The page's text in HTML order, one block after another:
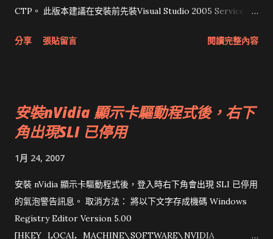
乎都還是舊語法，微軟要趕快出本新書才行。 Update： 為了方
comment，不再需要審核。
CTP。 此版本建議在安裝前先裝Visual Studio 2005 Service
不能用，建議產生一個新專案，把自訂的部份重新加上去，再
版本寫結果tag不合，請看 這裏 的Migration Guides，手動修正
tag。如果像我只是玩票性質，就重拉control吧 :P
分享 張貼留言 閱讀完整內容
安裝nVidia 顯示卡驅動程式後，右下
角出現SLI 已停用
1月 24, 2007
安裝 nVidia 顯示卡驅動程式後，登入時右下角會出現 SLI 已停用
的氣泡警告訊息。 取消方法： 將以下文字存成機碼 Windows
Registry Editor Version 5.00
[HKEY_LOCAL_MACHINE\SOFTWARE\NVIDIA